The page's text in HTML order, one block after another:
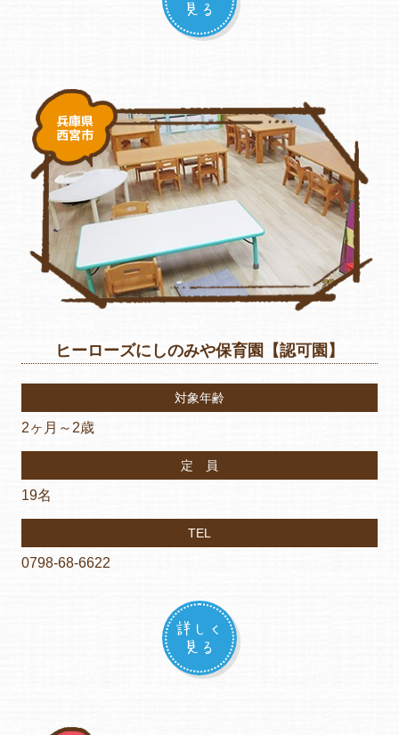
見る
兵庫県
西宮市
ヒーローズにしのみや保育園【認可園】
対象年齢
2ヶ月～2歳
定 員
19名
TEL
0798-68-6622
詳しく
見る